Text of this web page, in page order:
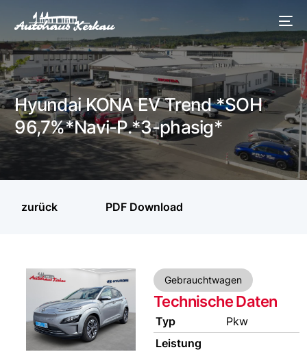
Hyundai KONA EV Trend *SOH
96,7%*Navi-P.*3-phasig*
zurück PDF Download
Gebrauchtwagen
Technische Daten
Typ
Pkw
Leistung